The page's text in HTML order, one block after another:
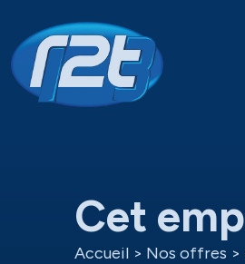
Cet
Accueil > Nos offres >